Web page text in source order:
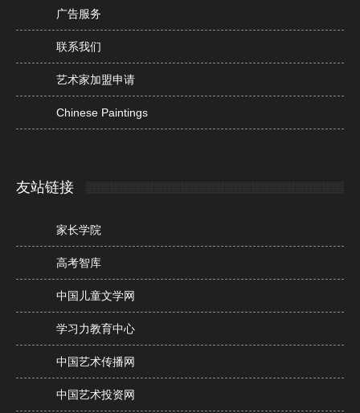
广告服务
联系我们
艺术家加盟申请
Chinese Paintings
友站链接
家长学院
高考智库
中国儿童文学网
学习力教育中心
中国艺术传播网
中国艺术投资网